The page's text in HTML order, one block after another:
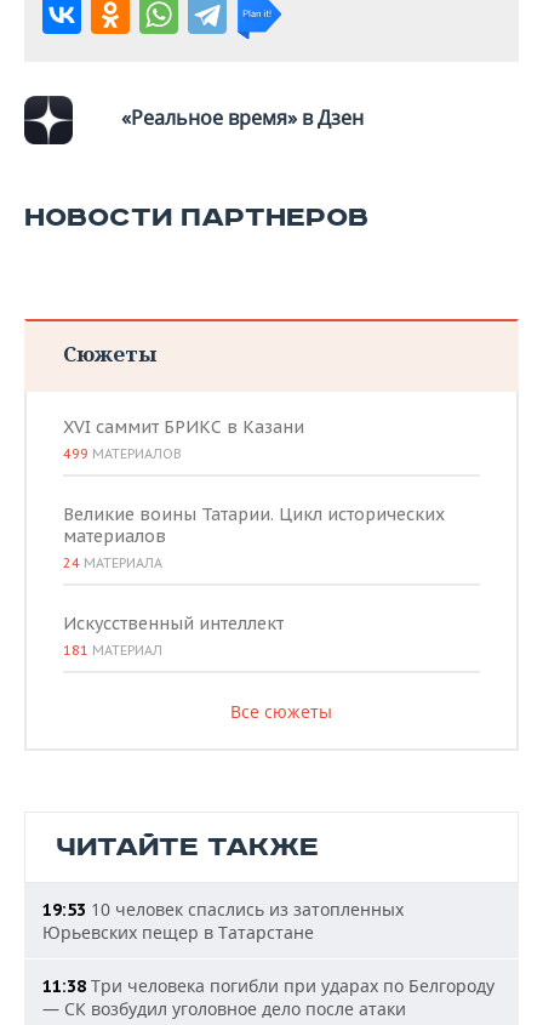
«Реальное время» в Дзен
НОВОСТИ ПАРТНЕРОВ
Сюжеты
XVI саммит БРИКС в Казани
499 МАТЕРИАЛОВ
Великие воины Татарии. Цикл исторических
материалов
24 МАТЕРИАЛА
Искусственный интеллект
181 МАТЕРИАЛ
Все сюжеты
ЧИТАЙТЕ ТАКЖЕ
19:53 10 человек спаслись из затопленных
Юрьевских пещер в Татарстане
11:38 Три человека погибли при ударах по Белгороду
— СК возбудил уголовное дело после атаки